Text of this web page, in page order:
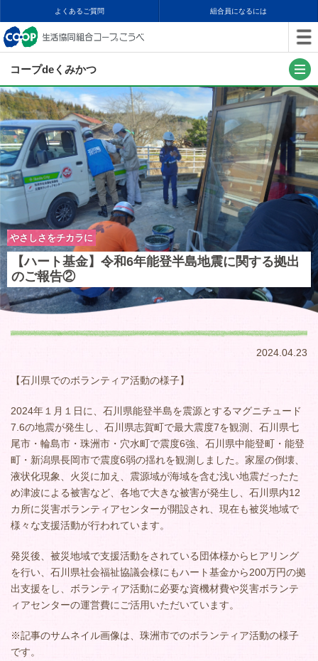
よくあるご質問 組合員になるには
コープdeくみかつ
やさしさをチカラに
【ハート基金】令和6年能登半島地震に関する拠出
のご報告②
2024.04.23
【石川県でのボランティア活動の様子】
2024年１月１日に、石川県能登半島を震源とするマグニチュード
7.6の地震が発生し、石川県志賀町で最大震度7を観測、石川県七
尾市・輪島市・珠洲市・穴水町で震度6強、石川県中能登町・能登
町・新潟県長岡市で震度6弱の揺れを観測しました。家屋の倒壊、
液状化現象、火災に加え、震源域が海域を含む浅い地震だったた
め津波による被害など、各地で大きな被害が発生し、石川県内12
カ所に災害ボランティアセンターが開設され、現在も被災地域で
様々な支援活動が行われています。
発災後、被災地域で支援活動をされている団体様からヒアリング
を行い、石川県社会福祉協議会様にもハート基金から200万円の拠
出支援をし、ボランティア活動に必要な資機材費や災害ボランテ
ィアセンターの運営費にご活用いただいています。
※記事のサムネイル画像は、珠洲市でのボランティア活動の様子
です。